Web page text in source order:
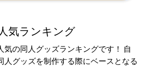
人気ランキング
気の同人グッズランキングです！ 自
人グッズを制作する際にベースとなる